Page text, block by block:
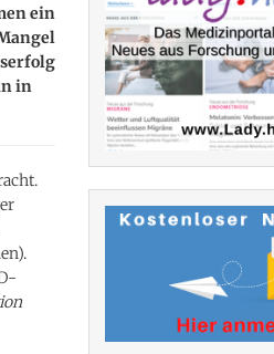
ein
in